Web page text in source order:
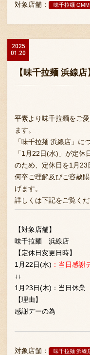
FAX:
対象店舗： 味千拉麺
2025
01.20
【味千拉麺 浜線
平素より味千拉麺をご
ます。
「味千拉麺 浜線店」に
「1月22日(水)」が定
のため、定休日を1月23
何卒ご理解及びご容赦
げます。
詳しくは下記をご覧くだ
【対象店舗】
味千拉麺 浜線店
【定休日変更日時】
1月22日(水) ：当日感謝
↓↓
1月23日(木)：当日休業
【理由】
感謝デーの為
対象店舗： 味千拉麺 浜線